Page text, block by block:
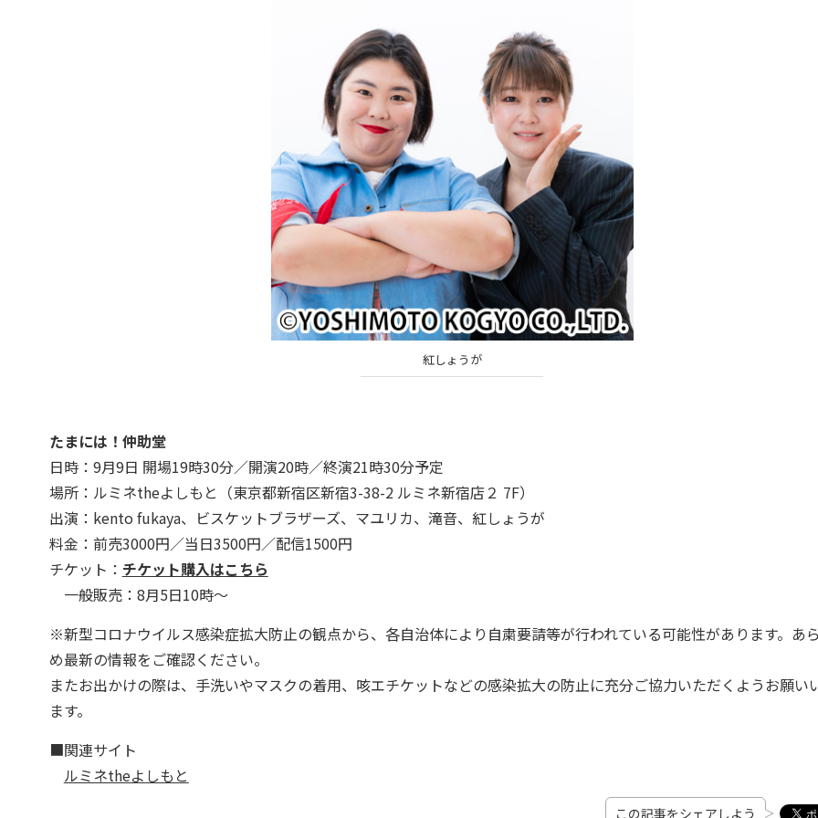
紅しょうが
たまには！仲助堂
日時：9月9日 開場19時30分／開演20時／終演21時30分予定
場所：ルミネtheよしもと（東京都新宿区新宿3-38-2 ルミネ新宿店２ 7F）
出演：kento fukaya、ビスケットブラザーズ、マユリカ、滝音、紅しょうが
料金：前売3000円／当日3500円／配信1500円
チケット： チケット購入はこちら
一般販売：8月5日10時～
※新型コロナウイルス感染症拡大防止の観点から、各自治体により自粛要請等が行われている可能性があります。あ
め最新の情報をご確認ください。
またお出かけの際は、手洗いやマスクの着用、咳エチケットなどの感染拡大の防止に充分ご協力いただくようお願い
ます。
■関連サイト
ルミネtheよしもと
この記事をシェアしよう